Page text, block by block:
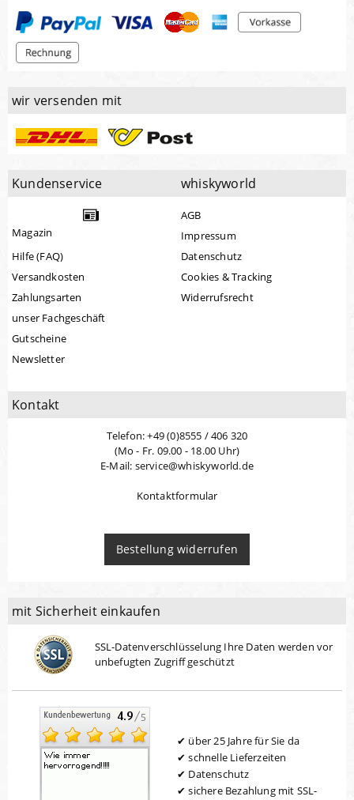
wir versenden mit
Kundenservice
Magazin
Hilfe (FAQ)
Versandkosten
Zahlungsarten
unser Fachgeschäft
Gutscheine
Newsletter
whiskyworld
AGB
Impressum
Datenschutz
Cookies & Tracking
Widerrufsrecht
Kontakt
Telefon: +49 (0)8555 / 406 320
(Mo - Fr. 09.00 - 18.00 Uhr)
E-Mail: service@whiskyworld.de
Kontaktformular
Bestellung widerrufen
mit Sicherheit einkaufen
SSL-Datenverschlüsselung Ihre Daten werden vor
unbefugten Zugriff geschützt
über 25 Jahre für Sie da
schnelle Lieferzeiten
Datenschutz
sichere Bezahlung mit SSL-